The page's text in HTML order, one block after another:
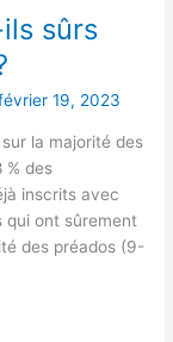
sûrs
19, 2023
la majorité des
% des
inscrits avec
ont sûrement
des préados (9-